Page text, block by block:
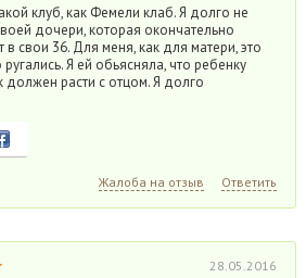
клуб, как Фемели клаб. Я долго не
дочери, которая окончательно
в свои 36. Для меня, как для матери, это
Я ей обьясняла, что ребенку
должен расти с отцом. Я долго
Жалоба на отзыв Ответить
28.05.2016